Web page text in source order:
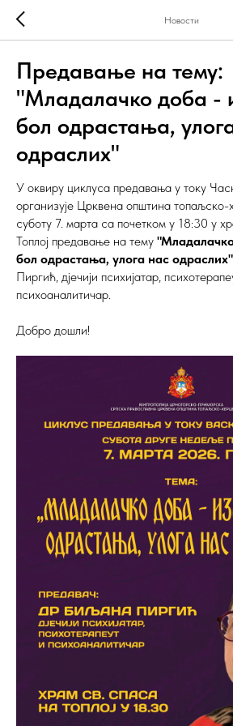
Новости
Предавање на тему:
"Младалачко доба -
бол одрастања,
одраслих"
У оквиру циклуса предавања у току
организује Црквена општина топаљско-
суботу 7. марта са почетком у 18:30 у
Топлој предавање на тему
бол одрастања, улога нас одраслих"
Пиргић, дјечији психијатар,
психоаналитичар.
Добро дошли!